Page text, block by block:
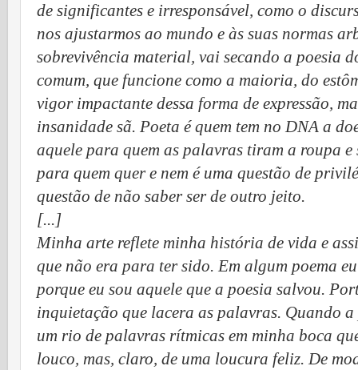
de significantes e irresponsável, como o
nos ajustarmos ao mundo e às suas normas
sobrevivência material, vai secando a poesia
comum, que funcione como a maioria, do
vigor impactante dessa forma de expressão,
insanidade sã. Poeta é quem tem no DNA a
aquele para quem as palavras tiram a roupa e
para quem quer e nem é uma questão de
questão de não saber ser de outro jeito.
[...]
Minha arte reflete minha história de vida e
que não era para ter sido. Em algum poema
porque eu sou aquele que a poesia salvou.
inquietação que lacera as palavras. Quando a
um rio de palavras rítmicas em minha boca
louco, mas, claro, de uma loucura feliz. De